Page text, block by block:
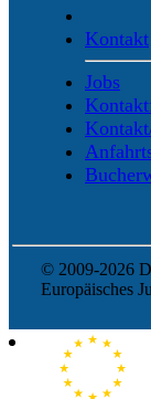
Kontakt
Jobs
© 2009-2026
Europäisches